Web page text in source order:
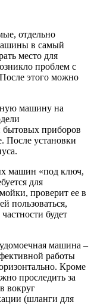
отдельно
в самый
место для
проблем с
этого можно
машину на
бытовых приборов
После установки
машин «под ключ,
для
проверит ее в
пользоваться,
будет
машина –
работы
Кроме
проследить за
вокруг
(шланги для